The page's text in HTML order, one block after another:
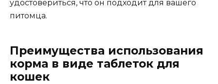
удостовериться, что он подходит для вашего
питомца.
Преимущества использования
корма в виде таблеток для
кошек